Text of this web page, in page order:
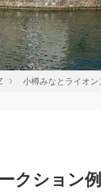
小樽みなとライオン
クション